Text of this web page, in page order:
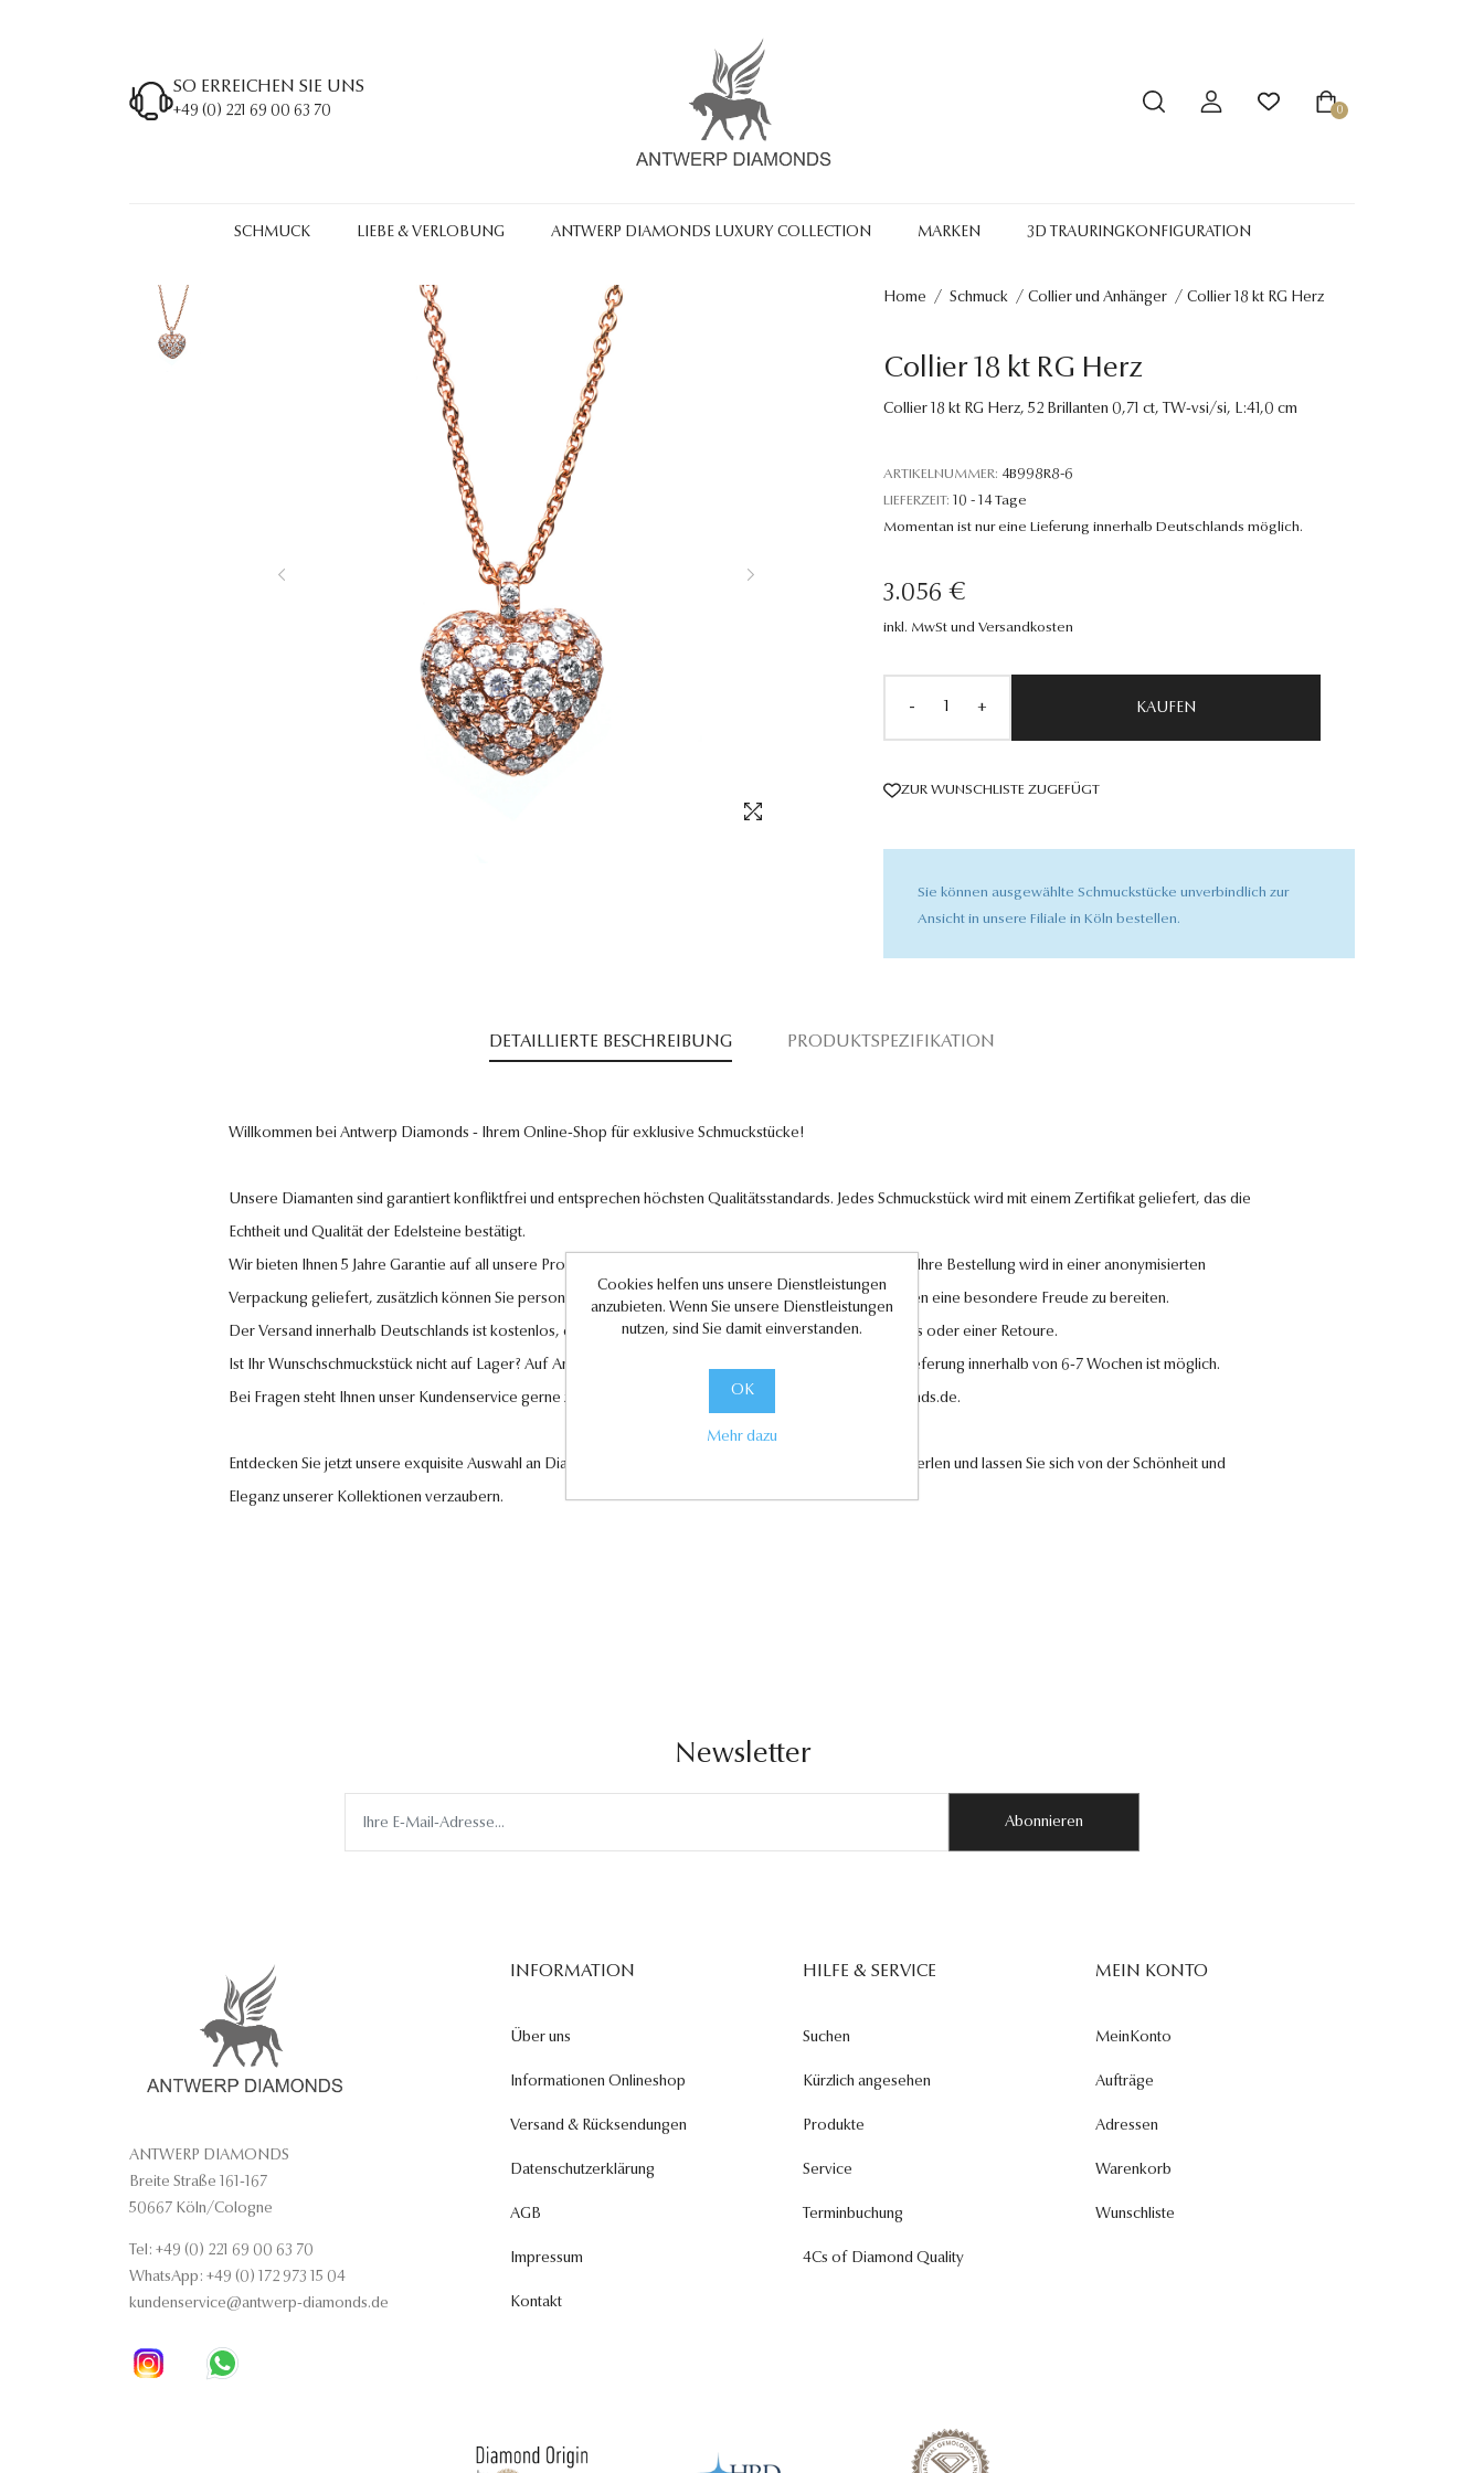
SO ERREICHEN SIE UNS
+49 (0) 221 69 00 63 70 0
SCHMUCK LIEBE & VERLOBUNG ANTWERP DIAMONDS LUXURY COLLECTION MARKEN 3D TRAURINGKONFIGURATION
Home / Schmuck / Collier und Anhänger / Collier 18 kt RG Herz
Collier 18 kt RG Herz
Collier 18 kt RG Herz, 52 Brillanten 0,71 ct, TW-vsi/si, L:41,0 cm
ARTIKELNUMMER: 4B998R8-6
LIEFERZEIT: 10 - 14 Tage
Momentan ist nur eine Lieferung innerhalb Deutschlands möglich.
3.056 €
inkl. MwSt und Versandkosten
- + KAUFEN
ZUR WUNSCHLISTE ZUGEFÜGT
Sie können ausgewählte Schmuckstücke unverbindlich zur
Ansicht in unsere Filiale in Köln bestellen.
DETAILLIERTE BESCHREIBUNG PRODUKTSPEZIFIKATION
Willkommen bei Antwerp Diamonds - Ihrem Online-Shop für exklusive Schmuckstücke!
Unsere Diamanten sind garantiert konfliktfrei und entsprechen höchsten Qualitätsstandards. Jedes Schmuckstück wird mit einem Zertifikat geliefert, das die
Echtheit und Qualität der Edelsteine bestätigt.
Wir bieten Ihnen 5 Jahre Garantie auf all unsere Produkte und legen großen Wert auf Ihre Zufriedenheit. Ihre Bestellung wird in einer anonymisierten
Verpackung geliefert, zusätzlich können Sie personalisierte Geschenkkarten hinzufügen, um Ihren Liebsten eine besondere Freude zu bereiten.
Der Versand innerhalb Deutschlands ist kostenlos, ebenso wie der Rückversand im Falle eines Umtauschs oder einer Retoure.
Ist Ihr Wunschschmuckstück nicht auf Lager? Auf Anfrage können wir es für Sie anfertigen lassen. Eine Lieferung innerhalb von 6-7 Wochen ist möglich.
Bei Fragen steht Ihnen unser Kundenservice gerne zur Verfügung unter kundenservice@antwerp-diamonds.de.
Entdecken Sie jetzt unsere exquisite Auswahl an Diamantschmuck, hochwertigen Edelsteinen und edlen Perlen und lassen Sie sich von der Schönheit und
Eleganz unserer Kollektionen verzaubern.
Newsletter
Abonnieren
ANTWERP DIAMONDS
Breite Straße 161-167
50667 Köln/Cologne
Tel: +49 (0) 221 69 00 63 70
WhatsApp: +49 (0) 172 973 15 04
kundenservice@antwerp-diamonds.de
INFORMATION
Über uns
Informationen Onlineshop
Versand & Rücksendungen
Datenschutzerklärung
AGB
Impressum
Kontakt
HILFE & SERVICE
Suchen
Kürzlich angesehen
Produkte
Service
Terminbuchung
4Cs of Diamond Quality
MEIN KONTO
MeinKonto
Aufträge
Adressen
Warenkorb
Wunschliste
Cookies helfen uns unsere Dienstleistungen
anzubieten. Wenn Sie unsere Dienstleistungen
nutzen, sind Sie damit einverstanden.
OK
Mehr dazu